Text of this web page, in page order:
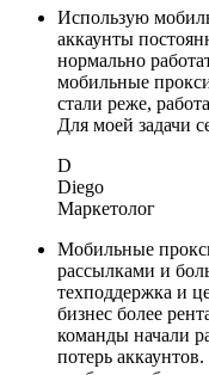
Использую
аккаунты
нормально
мобильные
стали реже,
Для моей задачи
D
Diego
Маркетолог
Мобильные
рассылками и
техподдержка и
бизнес более
команды начали
потерь